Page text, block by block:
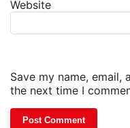
Website
Save my name,
the next time I